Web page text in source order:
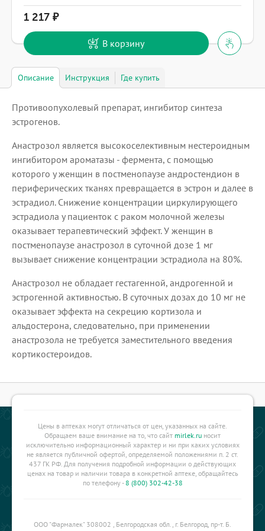
1 217
В корзину
Описание Инструкция Где купить
Противоопухолевый препарат, ингибитор синтеза
эстрогенов.
Анастрозол является высокоселективным нестероидным
ингибитором ароматазы - фермента, с помощью
которого у женщин в постменопаузе андростендион в
периферических тканях превращается в эстрон и далее в
эстрадиол. Снижение концентрации циркулирующего
эстрадиола у пациенток с раком молочной железы
оказывает терапевтический эффект. У женщин в
постменопаузе анастрозол в суточной дозе 1 мг
вызывает снижение концентрации эстрадиола на 80%.
Анастрозол не обладает гестагенной, андрогенной и
эстрогенной активностью. В суточных дозах до 10 мг не
оказывает эффекта на секрецию кортизола и
альдостерона, следовательно, при применении
анастрозола не требуется заместительного введения
кортикостероидов.
Цены в аптеках могут отличаться от цен, указанных на сайте.
Обращаем ваше внимание на то, что сайт mirlek.ru носит
исключительно информационный характер и ни при каких условиях
не является публичной офертой, определяемой положениями п. 2 ст.
437 ГК РФ. Для получения подробной информации о действующих
ценах на товар и наличии товара в конкретной аптеке, обращайтесь
по телефону -8 (800) 302-42-38
ООО "Фармалек" 308002 , Белгородская обл., г. Белгород, пр-т. Б.